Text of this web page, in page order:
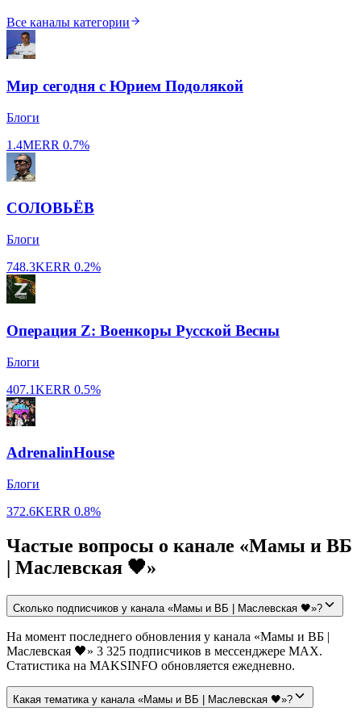
Все каналы категории
Мир сегодня с Юрием Подолякой
Блоги
1.4MERR 0.7%
СОЛОВЬЁВ
Блоги
748.3KERR 0.2%
Операция Z: Военкоры Русской Весны
Блоги
407.1KERR 0.5%
AdrenalinHouse
Блоги
372.6KERR 0.8%
Частые вопросы о канале «Мамы и ВБ
| Маслевская 🖤»
Сколько подписчиков у канала «Мамы и ВБ | Маслевская 🖤»?
На момент последнего обновления у канала «Мамы и ВБ |
Маслевская 🖤» 3 325 подписчиков в мессенджере MAX.
Статистика на MAKSINFO обновляется ежедневно.
Какая тематика у канала «Мамы и ВБ | Маслевская 🖤»?